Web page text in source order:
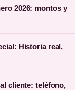
2026: montos y
Historia real,
cliente: teléfono,